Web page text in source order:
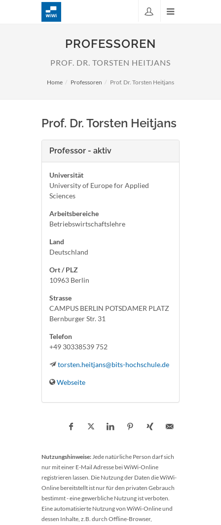
PROFESSOREN
PROF. DR. TORSTEN HEITJANS
Home Professoren Prof. Dr. Torsten Heitjans
Prof. Dr. Torsten Heitjans
Professor - aktiv
Universität
University of Europe for Applied
Sciences
Arbeitsbereiche
Betriebswirtschaftslehre
Land
Deutschland
Ort / PLZ
10963 Berlin
Strasse
CAMPUS BERLIN POTSDAMER PLATZ
Bernburger Str. 31
Telefon
+49 30338539 752
torsten.heitjans@bits-hochschule.de
Webseite
Nutzungshinweise:Jede natürliche Person darf sich
nur mit einer E-Mail Adresse bei WiWi-Online
registrieren lassen. Die Nutzung der Daten die WiWi-
Online bereitstellt ist nur für den privaten Gebrauch
bestimmt - eine gewerbliche Nutzung ist verboten.
Eine automatisierte Nutzung von WiWi-Online und
dessen Inhalte, z.B. durch Offline-Browser,